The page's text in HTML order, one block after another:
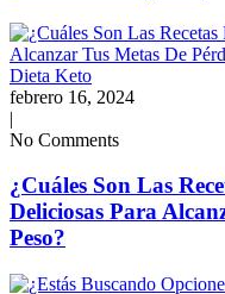
Dieta Keto
febrero 16, 2024
|
No Comments
¿Cuáles Son Las
Deliciosas Para
Peso?